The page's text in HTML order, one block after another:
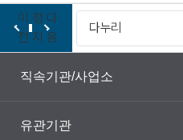
이
전
정
지
다
음
다누리
직속기관/사업소
유관기관